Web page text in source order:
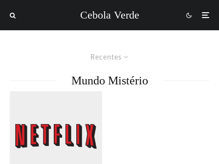
Cebola Verde
Recentes
Mundo Mistério